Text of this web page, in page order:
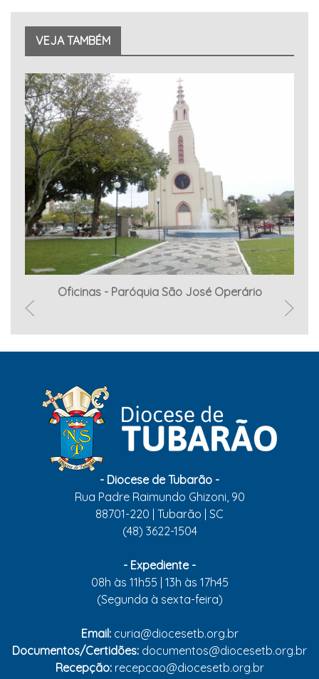
VEJA TAMBÉM
Oficinas - Paróquia São José Operário
- Diocese de Tubarão -
Rua Padre Raimundo Ghizoni, 90
88701-220 | Tubarão | SC
(48) 3622-1504
- Expediente -
08h às 11h55 | 13h às 17h45
(Segunda à sexta-feira)
Email: curia@diocesetb.org.br
Documentos/Certidões: documentos@diocesetb.org.br
Recepção: recepcao@diocesetb.org.br